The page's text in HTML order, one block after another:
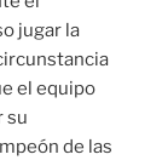
jugar la
el equipo
su
de las